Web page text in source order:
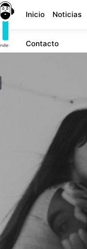
Inicio Noticias
Contacto